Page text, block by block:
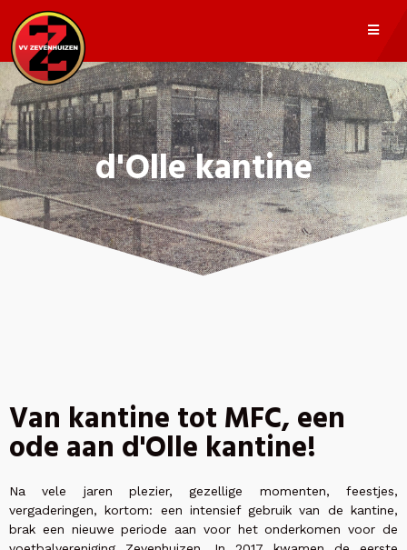
d'Olle kantine
Van kantine tot MFC, een
ode aan d'Olle kantine!
Na vele jaren plezier, gezellige momenten, feestjes,
vergaderingen, kortom: een intensief gebruik van de kantine,
brak een nieuwe periode aan voor het onderkomen voor de